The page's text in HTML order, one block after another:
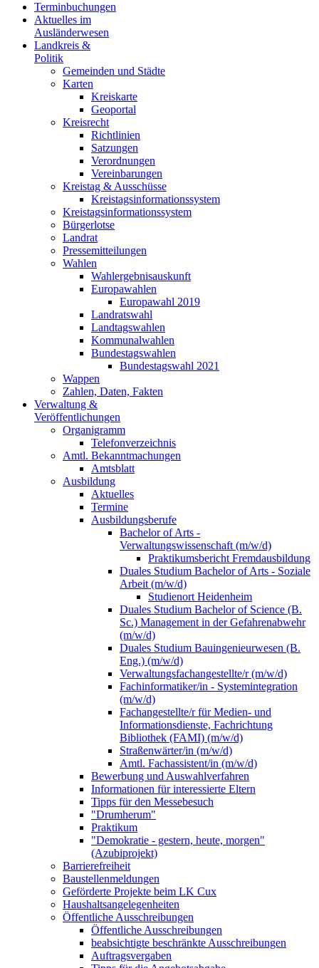
Terminbuchungen
Aktuelles im
Ausländerwesen
Landkreis &
Politik
Gemeinden und Städte
Karten
Kreiskarte
Geoportal
Kreisrecht
Richtlinien
Satzungen
Verordnungen
Vereinbarungen
Kreistag & Ausschüsse
Kreistagsinformationssystem
Kreistagsinformationssystem
Bürgerlotse
Landrat
Pressemitteilungen
Wahlen
Wahlergebnisauskunft
Europawahlen
Europawahl 2019
Landratswahl
Landtagswahlen
Kommunalwahlen
Bundestagswahlen
Bundestagswahl 2021
Wappen
Zahlen, Daten, Fakten
Verwaltung &
Veröffentlichungen
Organigramm
Telefonverzeichnis
Amtl. Bekanntmachungen
Amtsblatt
Ausbildung
Aktuelles
Termine
Ausbildungsberufe
Bachelor of Arts -
Verwaltungswissenschaft (m/w/d)
Praktikumsbericht Fremdausbildung
Duales Studium Bachelor of Arts - Soziale
Arbeit (m/w/d)
Studienort Heidenheim
Duales Studium Bachelor of Science (B.
Sc.) Management in der Gefahrenabwehr
(m/w/d)
Duales Studium Bauingenieurwesen (B.
Eng.) (m/w/d)
Verwaltungsfachangestellte/r (m/w/d)
Fachinformatiker/in - Systemintegration
(m/w/d)
Fachangestellte/r für Medien- und
Informationsdienste, Fachrichtung
Bibliothek (FAMI) (m/w/d)
Straßenwärter/in (m/w/d)
Amtl. Fachassistent/in (m/w/d)
Bewerbung und Auswahlverfahren
Informationen für interessierte Eltern
Tipps für den Messebesuch
"Drumherum"
Praktikum
"Demokratie - gestern, heute, morgen"
(Azubiprojekt)
Barrierefreiheit
Baustellenmeldungen
Geförderte Projekte beim LK Cux
Haushaltsangelegenheiten
Öffentliche Ausschreibungen
Öffentliche Ausschreibungen
beabsichtigte beschränkte Ausschreibungen
Auftragsvergaben